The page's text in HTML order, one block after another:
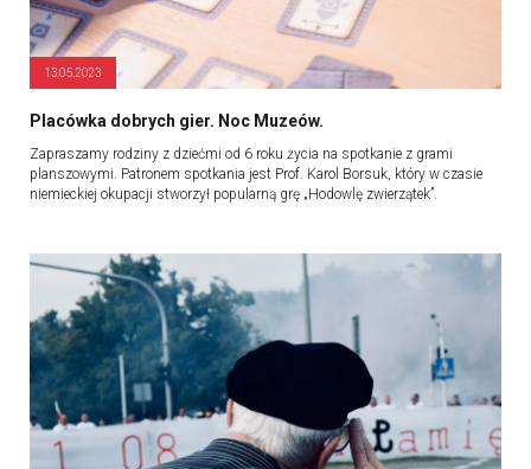
13.05.2023
Placówka dobrych gier. Noc Muzeów.
Zapraszamy rodziny z dziećmi od 6 roku życia na spotkanie z grami
planszowymi. Patronem spotkania jest Prof. Karol Borsuk, który w czasie
niemieckiej okupacji stworzył popularną grę „Hodowlę zwierzątek”.